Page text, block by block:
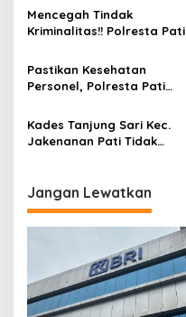
Mencegah Tindak
Kriminalitas!! Polresta Pati
Pastikan Kesehatan
Personel, Polresta Pati
Kades Tanjung Sari Kec.
Jakenanan Pati Tidak
Desa TA 2023 – 2024
Jangan Lewatkan